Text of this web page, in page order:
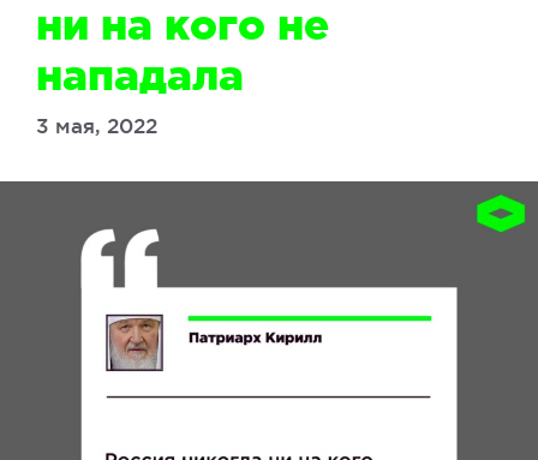
ни на кого не
нападала
3 мая, 2022